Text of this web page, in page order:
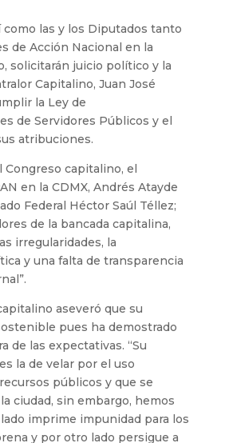
como las y los Diputados tanto
de Acción Nacional en la
solicitarán juicio político y la
Capitalino, Juan José
la Ley de
de Servidores Públicos y el
atribuciones.
Congreso capitalino, el
en la CDMX, Andrés Atayde
Federal Héctor Saúl Téllez;
de la bancada capitalina,
irregularidades, la
y una falta de transparencia
aseveró que su
pues ha demostrado
de las expectativas. “Su
la de velar por el uso
públicos y que se
ciudad, sin embargo, hemos
imprime impunidad para los
y por otro lado persigue a